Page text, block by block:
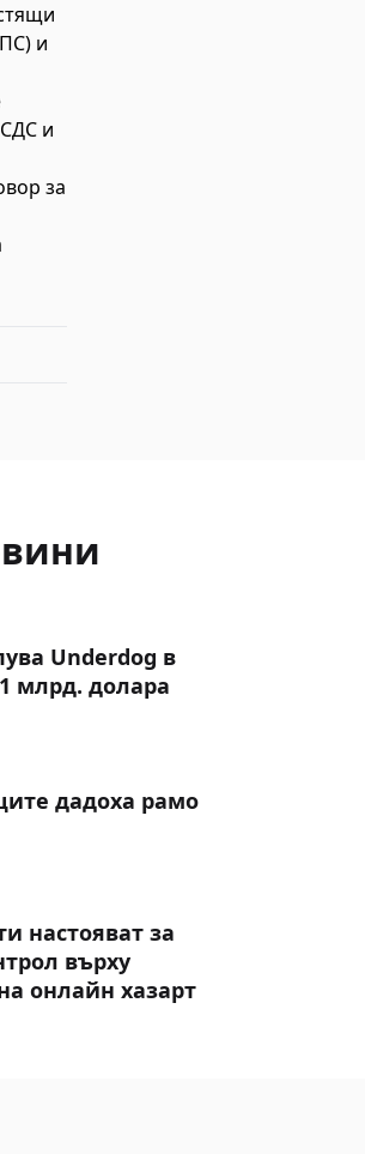
и
и
за
Underdog в
млрд. долара
дадоха рамо
настояват за
върху
онлайн хазарт